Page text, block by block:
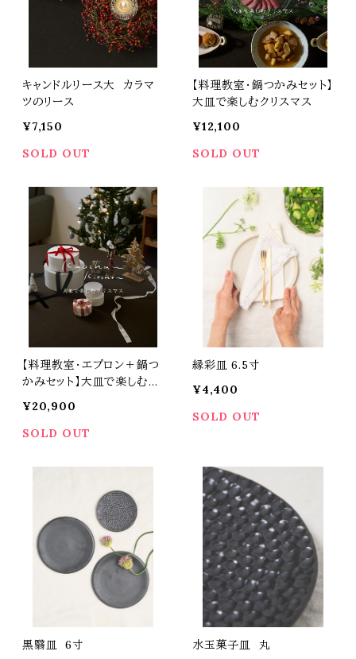
キャンドルリース大 カラマ
ツのリース
¥7,150
SOLD OUT
【料理教室・鍋つかみセット】
大皿で楽しむクリスマス
¥12,100
SOLD OUT
【料理教室・エプロン＋鍋つ
かみセット】大皿で楽しむク
¥20,900
SOLD OUT
縁彩皿 6.5寸
¥4,400
SOLD OUT
黒翳皿 6寸 水玉菓子皿 丸